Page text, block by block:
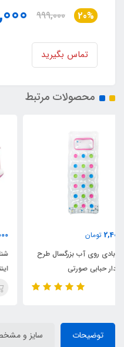
20%
999,000
تماس بگیرید
محصولات مرتبط
7,300,000
شناور بادی روی آب بزرگسال
اینتکس مدل قایق سایبان دار
توضیحات سایز و